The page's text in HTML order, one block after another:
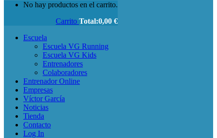
No hay productos en el carrito.
Carrito Total:0,00 €
Escuela
Escuela VG Running
Escuela VG Kids
Entrenadores
Colaboradores
Entrenador Online
Empresas
Víctor García
Noticias
Tienda
Contacto
Log In